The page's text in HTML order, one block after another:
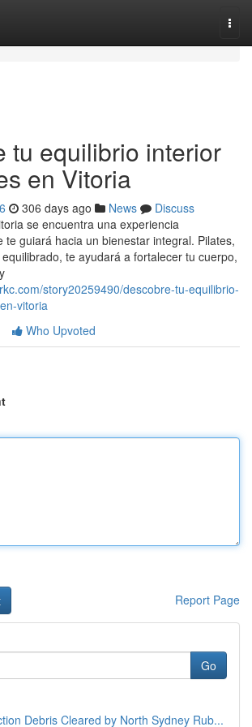
tu equilibrio interior
en Vitoria
306 days ago News
Discuss
se encuentra una experiencia
te guiará hacia un bienestar integral. Pilates,
te ayudará a fortalecer tu cuerpo,
story20259490/descobre-tu-equilibrio-
vitoria
Who Upvoted
Report Page
Go
Debris Cleared by North Sydney Rub...